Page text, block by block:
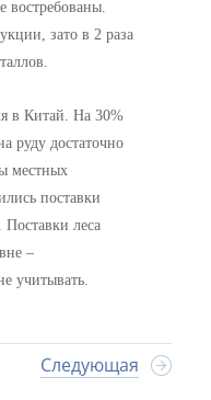
востребованы.
зато в 2 раза
в Китай. На 30%
руду достаточно
местных
поставки
леса
–
учитывать.
Следующая